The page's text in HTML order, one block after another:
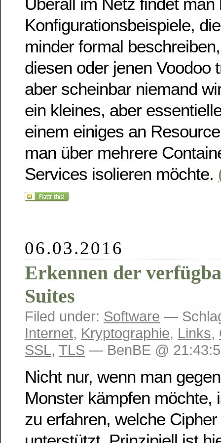
Überall im Netz findet man
Konfigurationsbeispiele,
minder formal
diesen oder jenen Voodoo
aber scheinbar niemand
ein kleines, aber
einem einiges an
man über mehrere
Services isolieren möchte.
06.03.2016
Erkennen der
Suites
Filed under: Software —
Internet, Kryptographie, Links,
SSL, TLS — BenBE @
Nicht nur, wenn man
Monster kämpfen möchte,
zu erfahren, welche